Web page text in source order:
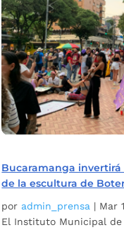
Bucaramanga
de la escultura de
por admin_prensa | Mar
El Instituto Municipal de